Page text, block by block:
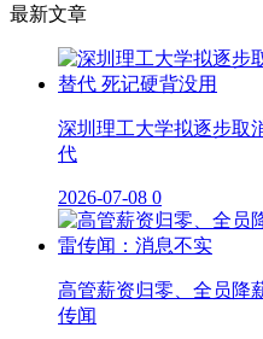
最新文章
深圳理工大学拟逐步取
代
2026-07-08 0
高管薪资归零、全员降
传闻